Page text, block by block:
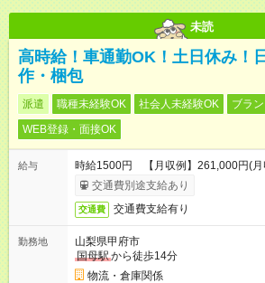
未読
高時給！車通勤OK！土日休み！
作・梱包
派遣 職種未経験OK 社会人未経験OK
ブラ
WEB登録・面接OK
給与
時給1500円 【月収例】261,000円(月
交通費別途支給あり
交通費 交通費支給有り
勤務地
山梨県甲府市
国母駅から徒歩14分
物流・倉庫関係